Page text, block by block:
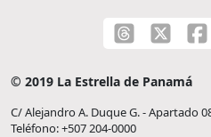
© 2019 La Estrella de Panamá
C/ Alejandro A. Duque G. - Apartado
Teléfono: +507 204-0000